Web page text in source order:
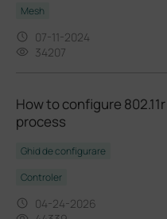
Mesh
07-11-2024
34207
How to configure
process
Ghid de configurare
Controler
04-24-2026